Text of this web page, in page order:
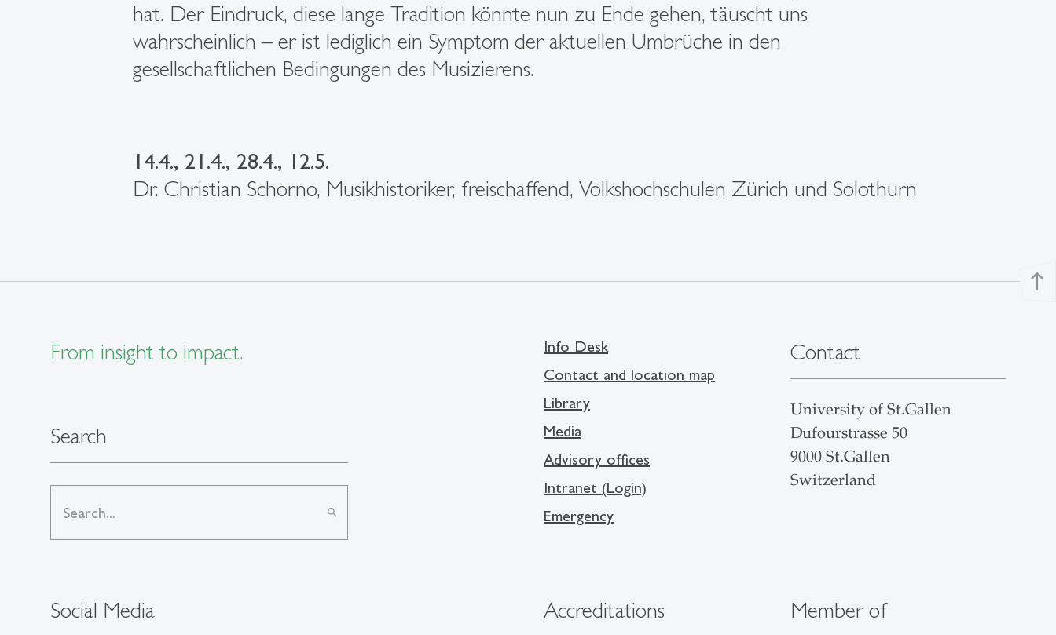
hat. Der Eindruck, diese lange Tradition könnte nun zu Ende gehen, täuscht uns
wahrscheinlich – er ist lediglich ein Symptom der aktuellen Umbrüche in den
gesellschaftlichen Bedingungen des Musizierens.
14.4., 21.4., 28.4., 12.5.
Dr. Christian Schorno, Musikhistoriker, freischaffend, Volkshochschulen Zürich und Solothurn
north
From insight to impact.
Search
search
Social Media
Info Desk
Contact and location map
Library
Media
Advisory offices
Intranet (Login)
Emergency
Contact
University of St.Gallen
Dufourstrasse 50
9000 St.Gallen
Switzerland
Accreditations Member of